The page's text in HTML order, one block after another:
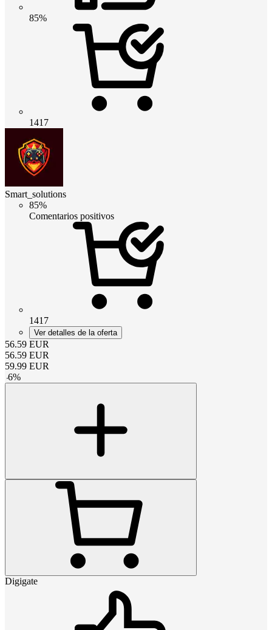
85%
1417
Smart_solutions
85%
Comentarios positivos
1417
Ver detalles de la oferta
56.59 EUR
56.59 EUR
59.99 EUR
-6%
Digigate